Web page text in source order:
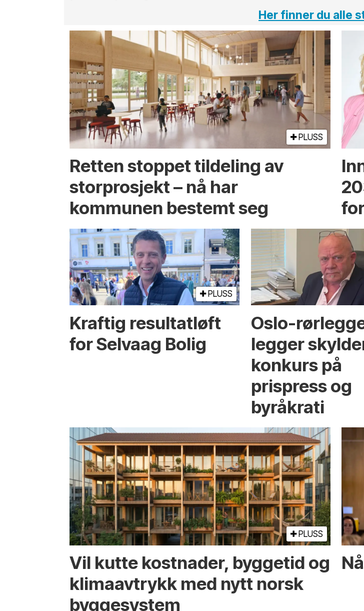
Her finner du alle
PLUSS
Retten stoppet tildeling av
storprosjekt – nå har
kommunen bestemt seg
PLUSS
Kraftig resultatløft
for Selvaag Bolig
Oslo-
legger
konkurs på
prispress og
byråkrati
PLUSS
Vil kutte kostnader, byggetid og
klima­avtrykk med nytt norsk
bygge­system